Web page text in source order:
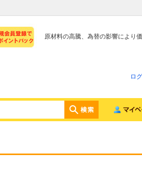
原材料の高騰、為替の影響により
ロ